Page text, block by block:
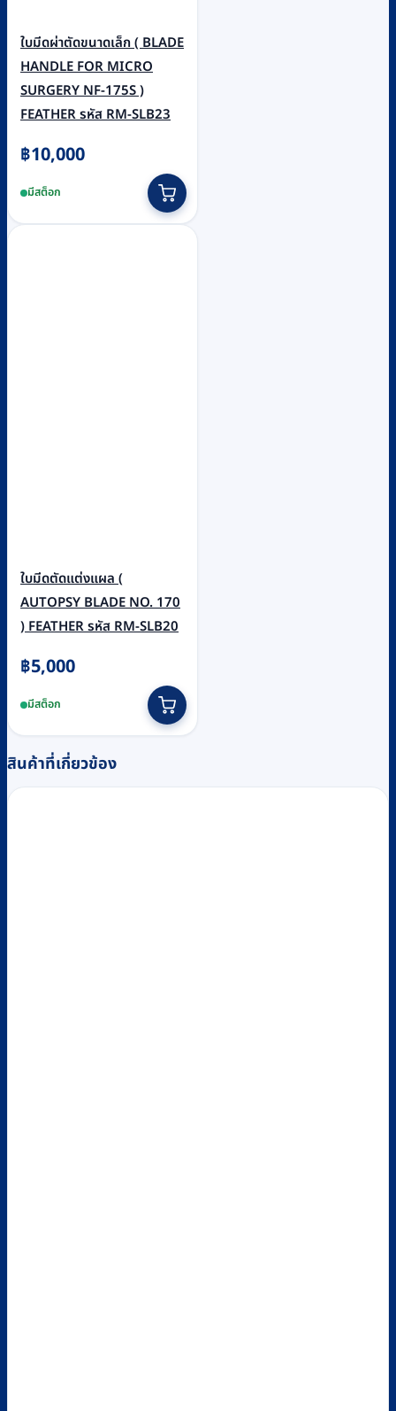
ใบมีดผ่าตัดขนาดเล็ก ( BLADE
HANDLE FOR MICRO
SURGERY NF-175S )
FEATHER รหัส RM-SLB23
฿10,000
มีสต็อก
ใบมีดตัดแต่งแผล (
AUTOPSY BLADE NO. 170
) FEATHER รหัส RM-SLB20
฿5,000
มีสต็อก
สินค้าที่เกี่ยวข้อง